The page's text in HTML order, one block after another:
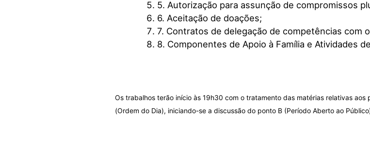
5. Autorização para assunção de compromissos
6. Aceitação de doações;
7. Contratos de delegação de competências com
8. Componentes de Apoio à Família e Atividades
Os trabalhos terão início às 19h30 com o tratamento das matérias relativas aos
(Ordem do Dia), iniciando-se a discussão do ponto B (Período Aberto ao